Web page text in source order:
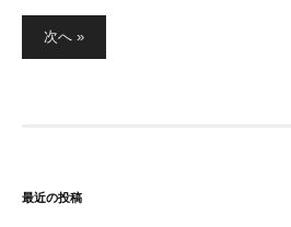
稿
送
次へ »
最近の投稿